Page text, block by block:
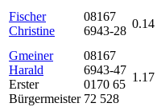
Fischer
Christine
08167
6943-28
0.14
Gmeiner
Harald
Erster
Bürgermeister
08167
6943-47
0170 65
72 528
1.17